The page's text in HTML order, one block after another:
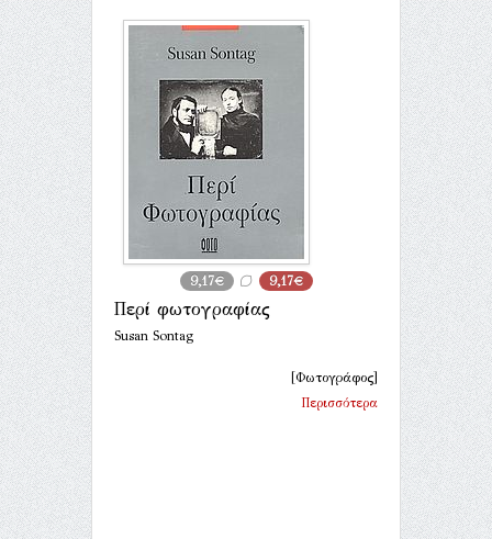
9,17€ 9,17€
Περί φωτογραφίας
Susan Sontag
[Φωτογράφος]
Περισσότερα